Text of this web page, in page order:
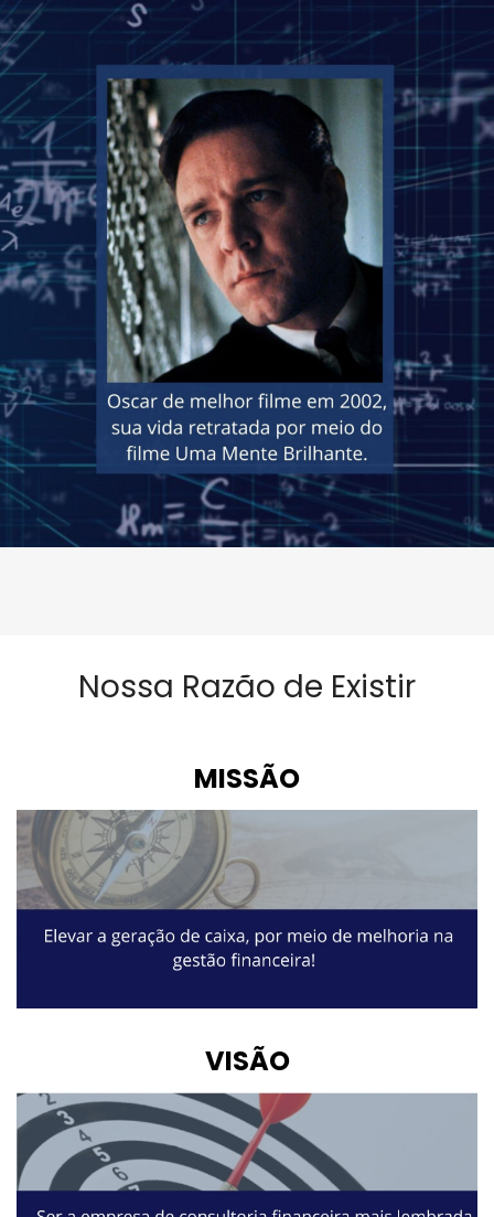
Nossa Razão de Existir
MISSÃO
VISÃO